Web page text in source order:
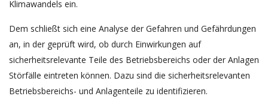
Klimawandels ein.
Dem schließt sich eine Analyse der Gefahren und Gefährdungen
an, in der geprüft wird, ob durch Einwirkungen auf
sicherheitsrelevante Teile des Betriebsbereichs oder der Anlagen
Störfälle eintreten können. Dazu sind die sicherheitsrelevanten
Betriebsbereichs- und Anlagenteile zu identifizieren.